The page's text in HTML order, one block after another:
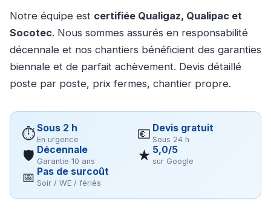
Notre équipe est certifiée Qualigaz, Qualipac et
Socotec. Nous sommes assurés en responsabilité
décennale et nos chantiers bénéficient des garanties
biennale et de parfait achèvement. Devis détaillé
poste par poste, prix fermes, chantier propre.
⏱Sous 2 h
En urgence 💶 Devis gratuit
Sous 24 h
🛡 Décennale
Garantie 10 ans ★ 5,0/5
sur Google
📅 Pas de surcoût
Soir / WE / fériés